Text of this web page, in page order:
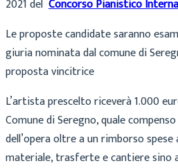
2021 del Concorso Pianistico
Le proposte candidate saranno
giuria nominata dal comune di
proposta vincitrice
L’artista prescelto riceverà 1.000
Comune di Seregno, quale
dell’opera oltre a un rimborso
materiale, trasferte e cantiere sino